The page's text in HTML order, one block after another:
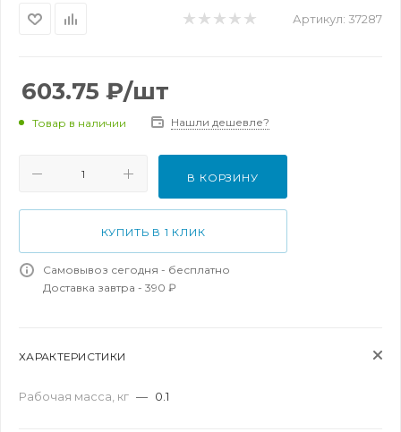
Артикул: 37287
603.75 ₽/шт
Товар в наличии Нашли дешевле?
В КОРЗИНУ
КУПИТЬ В 1 КЛИК
Самовывоз сегодня - бесплатно
Доставка завтра - 390 ₽
ХАРАКТЕРИСТИКИ
Рабочая масса, кг — 0.1